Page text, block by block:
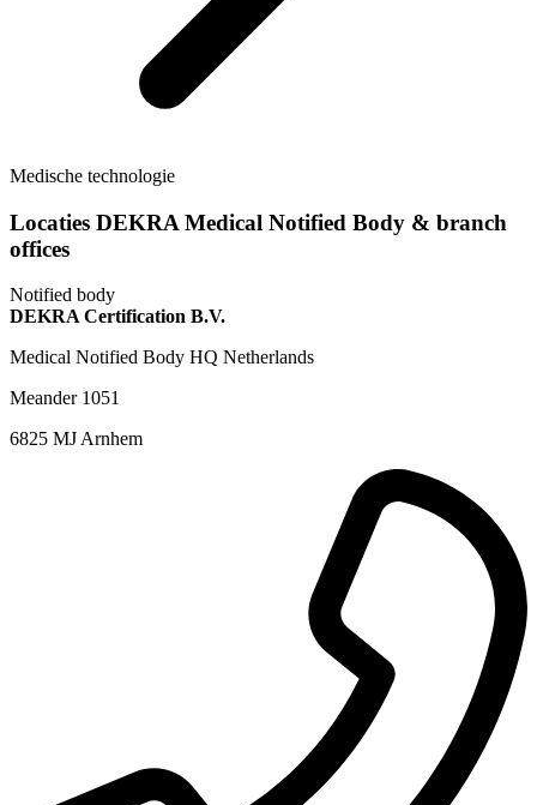
Medische technologie
Locaties DEKRA Medical Notified Body & branch
offices
Notified body
DEKRA Certification B.V.
Medical Notified Body HQ Netherlands
Meander 1051
6825 MJ Arnhem